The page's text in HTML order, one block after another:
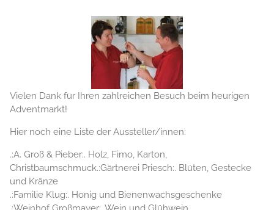
Vielen Dank für Ihren zahlreichen Besuch beim heurigen
Adventmarkt!
Hier noch eine Liste der Aussteller/innen:
.:A. Groß & Pieber:. Holz, Fimo, Karton,
Christbaumschmuck.:Gärtnerei Priesch:. Blüten, Gestecke
und Kränze
.:Familie Klug:. Honig und Bienenwachsgeschenke